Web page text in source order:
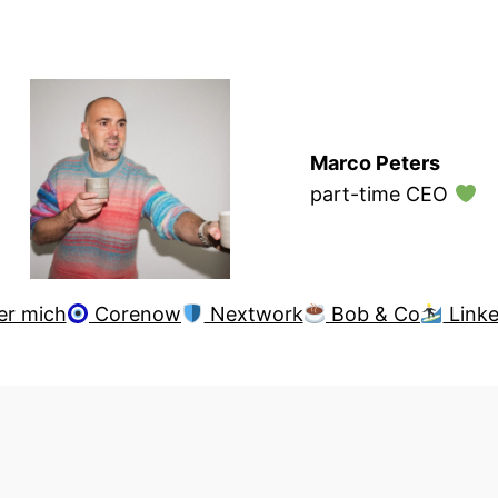
Marco Peters
part-time CEO
mich Corenow Nextwork Bob & Co